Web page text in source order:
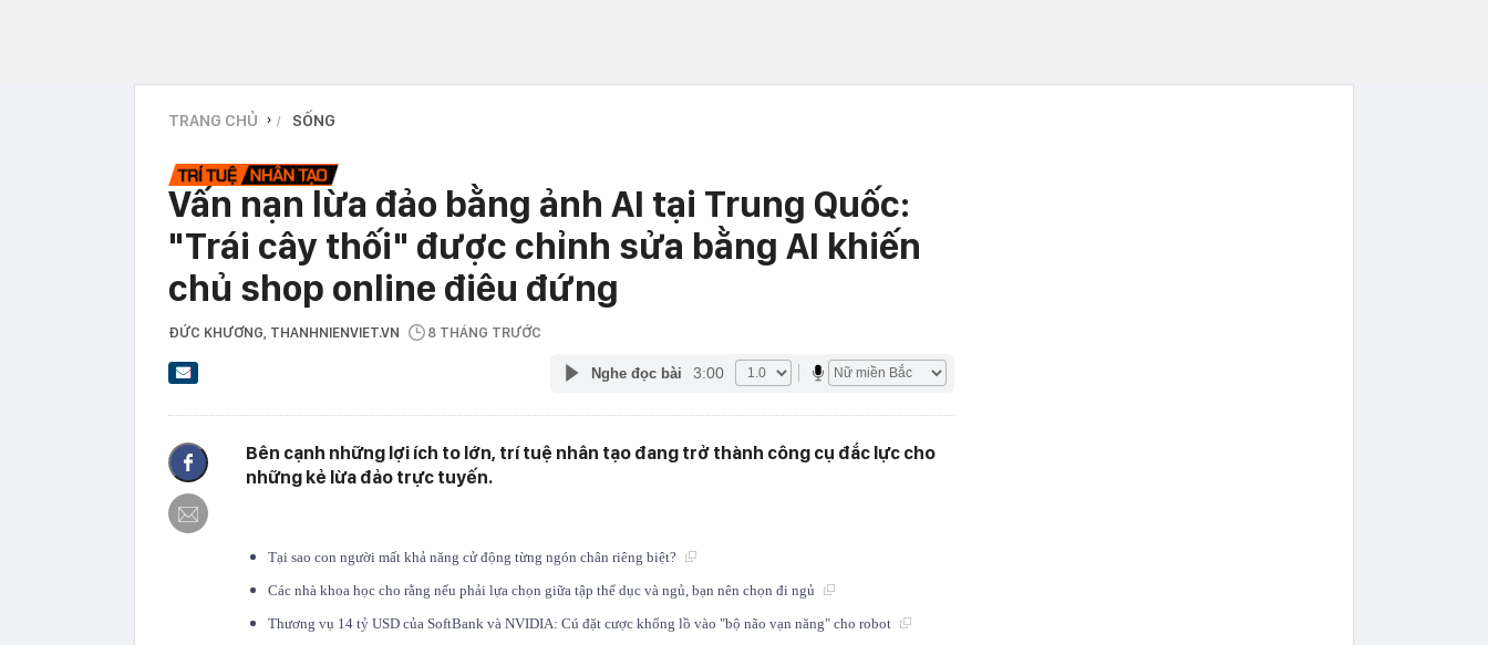
TRANG CHỦ › SỐNG
Vấn nạn lừa đảo bằng ảnh AI tại Trung Quốc:
"Trái cây thối" được chỉnh sửa bằng AI khiến
chủ shop online điêu đứng
ĐỨC KHƯƠNG , THANHNIENVIET.VN 8 THÁNG TRƯỚC
Nghe đọc bài 3:00
Bên cạnh những lợi ích to lớn, trí tuệ nhân tạo đang trở thành công cụ đắc lực cho
những kẻ lừa đảo trực tuyến.
Tại sao con người mất khả năng cử động từng ngón chân riêng biệt?
Các nhà khoa học cho rằng nếu phải lựa chọn giữa tập thể dục và ngủ, bạn nên chọn đi ngủ
Thương vụ 14 tỷ USD của SoftBank và NVIDIA: Cú đặt cược khổng lồ vào "bộ não vạn năng" cho robot